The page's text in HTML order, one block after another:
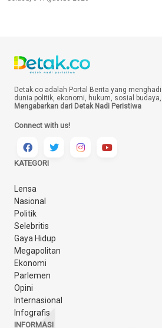
Detak.co adalah Portal Berita yang
dunia politik, ekonomi, hukum, sosial budaya,
Mengabarkan dari Detak Nadi Peristiwa
Connect with us!
KATEGORI
Lensa
Nasional
Politik
Selebritis
Gaya Hidup
Megapolitan
Ekonomi
Parlemen
Opini
Internasional
Infografis
INFORMASI